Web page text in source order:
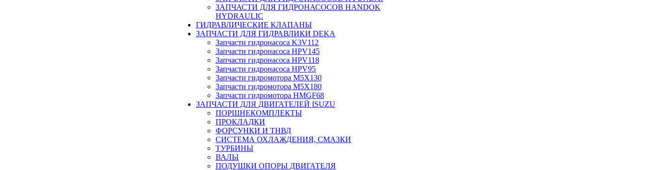
ЗАПЧАСТИ ДЛЯ ГИДРОНАСОСОВ HANDOK
HYDRAULIC
ГИДРАВЛИЧЕСКИЕ КЛАПАНЫ
ЗАПЧАСТИ ДЛЯ ГИДРАВЛИКИ DEKA
Запчасти гидронасоса K3V112
Запчасти гидронасоса HPV145
Запчасти гидронасоса HPV118
Запчасти гидронасоса HPV95
Запчасти гидромотора M5X130
Запчасти гидромотора M5X180
Запчасти гидромотора HMGF68
ЗАПЧАСТИ ДЛЯ ДВИГАТЕЛЕЙ ISUZU
ПОРШНЕКОМПЛЕКТЫ
ПРОКЛАДКИ
ФОРСУНКИ И ТНВД
СИСТЕМА ОХЛАЖДЕНИЯ, СМАЗКИ
ТУРБИНЫ
ВАЛЫ
ПОДУШКИ ОПОРЫ ДВИГАТЕЛЯ